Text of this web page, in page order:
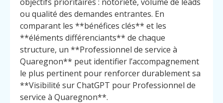
ou qualité des demandes entrantes. En
comparant les **bénéfices clés** et les
**éléments différenciants** de chaque
structure, un **Professionnel de service à
Quaregnon** peut identifier l’accompagnement
le plus pertinent pour renforcer durablement sa
**Visibilité sur ChatGPT pour Professionnel de
service à Quaregnon**.